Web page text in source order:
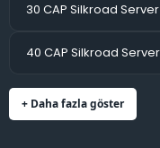
30 CAP Silkroad Server
40 CAP Silkroad Server
+ Daha fazla göster